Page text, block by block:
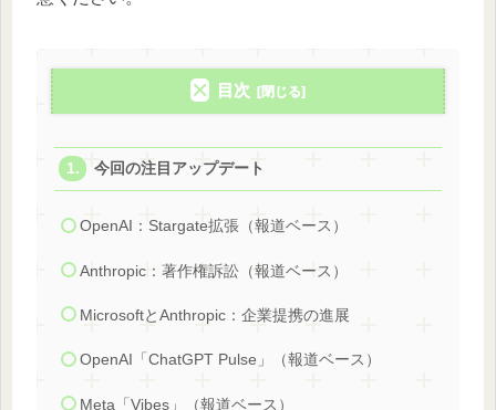
目次
今回の注目アップデート
OpenAI：Stargate拡張（報道ベース）
Anthropic：著作権訴訟（報道ベース）
MicrosoftとAnthropic：企業提携の進展
OpenAI「ChatGPT Pulse」（報道ベース）
Meta「Vibes」（報道ベース）